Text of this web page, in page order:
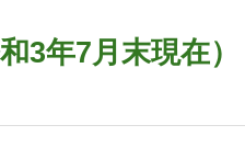
3年7月末現在）